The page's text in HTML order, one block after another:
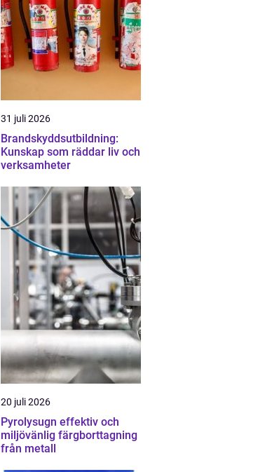
31 juli 2026
Brandskyddsutbildning:
Kunskap som räddar liv och
verksamheter
20 juli 2026
Pyrolysugn effektiv och
miljövänlig färgborttagning
från metall